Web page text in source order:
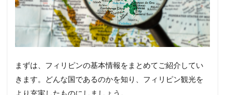
まずは、フィリピンの基本情報をまとめてご紹介してい
きます。どんな国であるのかを知り、フィリピン観光を
より充実したものにしましょう。